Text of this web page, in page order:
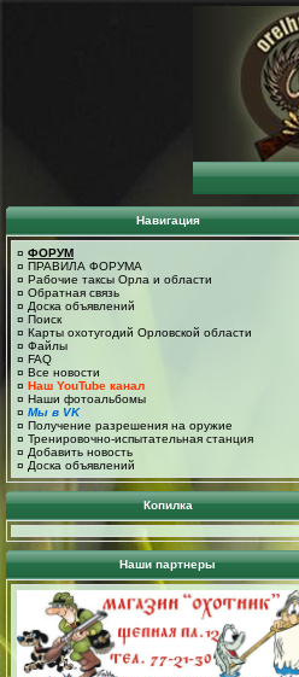
Навигация
¤ ФОРУМ
¤ ПРАВИЛА ФОРУМА
¤ Рабочие таксы Орла и области
¤ Обратная связь
¤ Доска объявлений
¤ Поиск
¤ Карты охотугодий Орловской области
¤ Файлы
¤ FAQ
¤ Все новости
¤ Наш YouTube канал
¤ Наши фотоальбомы
¤ Мы в VK
¤ Получение разрешения на оружие
¤ Тренировочно-испытательная станция
¤ Добавить новость
¤ Доска объявлений
Копилка
Наши партнеры